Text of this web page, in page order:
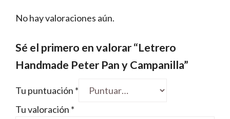
No hay valoraciones aún.
Sé el primero en valorar “Letrero
Handmade Peter Pan y Campanilla”
Tu puntuación *
Tu valoración *